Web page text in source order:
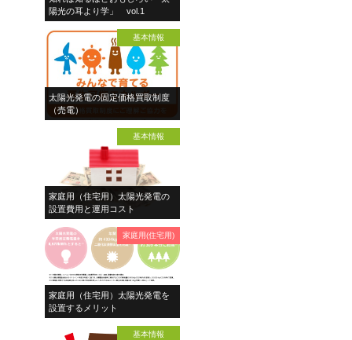
陽光の耳より学」 vol.1
基本情報
太陽光発電の固定価格買取制度
（売電）
基本情報
家庭用（住宅用）太陽光発電の
設置費用と運用コスト
家庭用(住宅用)
家庭用（住宅用）太陽光発電を
設置するメリット
基本情報